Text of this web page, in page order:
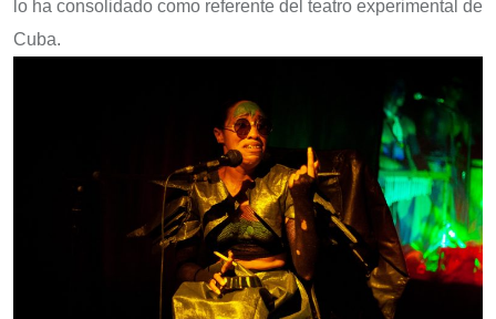
lo ha consolidado como referente del teatro experimental de
Cuba.